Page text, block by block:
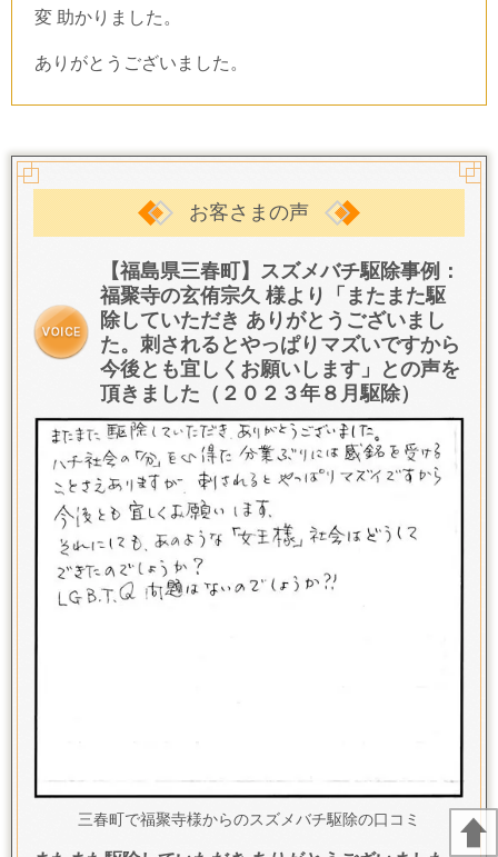
変 助かりました。
ありがとうございました。
お客さまの声
【福島県三春町】スズメバチ駆除事例：
福聚寺の玄侑宗久 様より「またまた駆
除していただき ありがとうございまし
た。 刺されるとやっぱりマズいですから
今後とも宜しくお願いします 」との声を
頂きました（２０２３年８月駆除）
三春町で福聚寺様からのスズメバチ駆除の口コミ